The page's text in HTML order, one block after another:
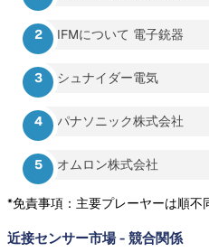
IFMについて 電子銃器
シュナイダー電気
パナソニック株式会社
オムロン株式会社
*免責事項：主要プレーヤーは順不
近接センサー市場- 競合関係